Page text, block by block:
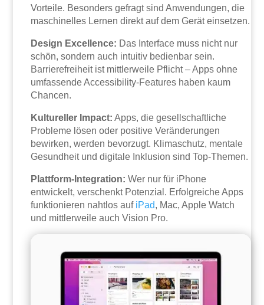
Vorteile. Besonders gefragt sind Anwendungen, die
maschinelles Lernen direkt auf dem Gerät einsetzen.
Design Excellence: Das Interface muss nicht nur
schön, sondern auch intuitiv bedienbar sein.
Barrierefreiheit ist mittlerweile Pflicht – Apps ohne
umfassende Accessibility-Features haben kaum
Chancen.
Kultureller Impact: Apps, die gesellschaftliche
Probleme lösen oder positive Veränderungen
bewirken, werden bevorzugt. Klimaschutz, mentale
Gesundheit und digitale Inklusion sind Top-Themen.
Plattform-Integration: Wer nur für iPhone
entwickelt, verschenkt Potenzial. Erfolgreiche Apps
funktionieren nahtlos auf iPad, Mac, Apple Watch
und mittlerweile auch Vision Pro.